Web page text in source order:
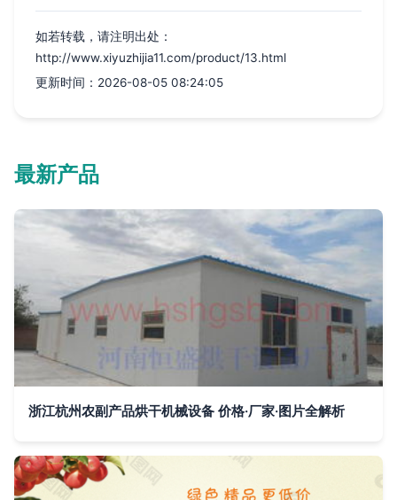
如若转载，请注明出处：
http://www.xiyuzhijia11.com/product/13.html
更新时间：2026-08-05 08:24:05
最新产品
浙江杭州农副产品烘干机械设备 价格·厂家·图片全解析